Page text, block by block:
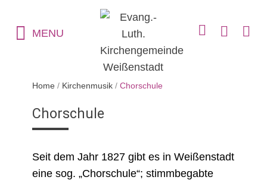
MENU
Home / Kirchenmusik /Chorschule
Chorschule
Seit dem Jahr 1827 gibt es in Weißenstadt
eine sog. „Chorschule“; stimmbegabte